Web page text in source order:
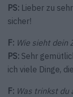
PS: Lieber zu
sicher!
F: Wie sieht dein
PS: Sehr
ich viele Dinge,
F: Was trinkst du